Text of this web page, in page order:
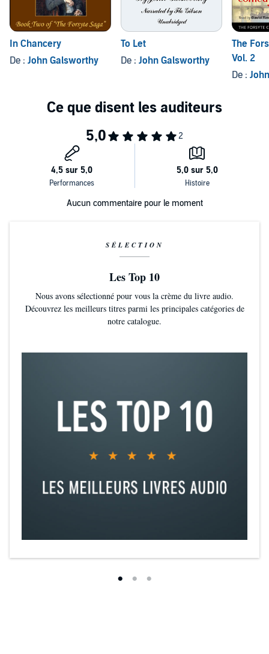
In Chancery
De : John Galsworthy
To Let
De : John Galsworthy
The
Vol. 2
De :
Aucun commentaire pour le moment
SÉLECTION
Les Top 10
Nous avons sélectionné pour vous la crème du livre audio.
Découvrez les meilleurs titres parmi les principales catégories de
notre catalogue.